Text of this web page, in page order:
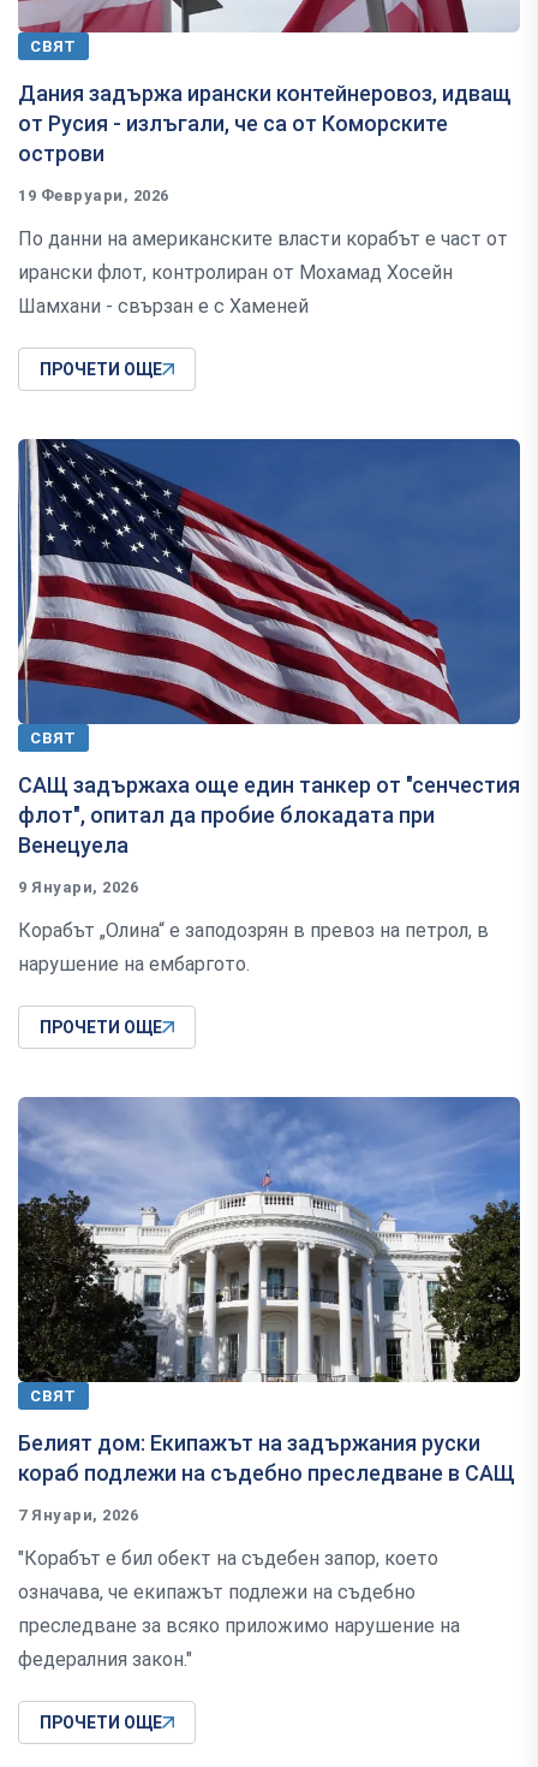
СВЯТ
Дания задържа ирански контейнеровоз, идващ
от Русия - излъгали, че са от Коморските
острови
19 Февруари, 2026
По данни на американските власти корабът е част от
ирански флот, контролиран от Мохамад Хосейн
Шамхани - свързан е с Хаменей
ПРОЧЕТИ ОЩЕ
СВЯТ
САЩ задържаха още един танкер от "сенчестия
флот", опитал да пробие блокадата при
Венецуела
9 Януари, 2026
Корабът „Олина“ е заподозрян в превоз на петрол, в
нарушение на ембаргото.
ПРОЧЕТИ ОЩЕ
СВЯТ
Белият дом: Екипажът на задържания руски
кораб подлежи на съдебно преследване в САЩ
7 Януари, 2026
"Корабът е бил обект на съдебен запор, което
означава, че екипажът подлежи на съдебно
преследване за всяко приложимо нарушение на
федералния закон."
ПРОЧЕТИ ОЩЕ